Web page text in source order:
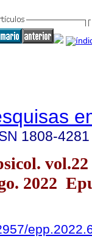
1808-4281
2022